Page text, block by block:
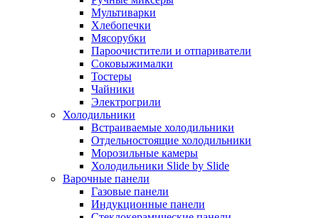
Мультиварки
Хлебопечки
Мясорубки
Пароочистители и отпариватели
Соковыжималки
Тостеры
Чайники
Электрогрили
Холодильники
Встраиваемые холодильники
Отдельностоящие холодильники
Морозильные камеры
Холодильники Slide by Slide
Варочные панели
Газовые панели
Индукционные панели